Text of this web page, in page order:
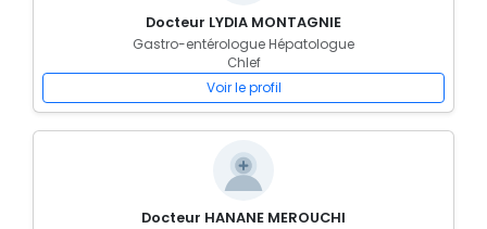
Docteur LYDIA MONTAGNIE
Gastro-entérologue Hépatologue
Chlef
Voir le profil
Docteur HANANE MEROUCHI